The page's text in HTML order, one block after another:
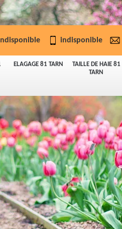
ELAGAGE 81 TARN
TAILLE DE HAIE 81
TARN
indisponible